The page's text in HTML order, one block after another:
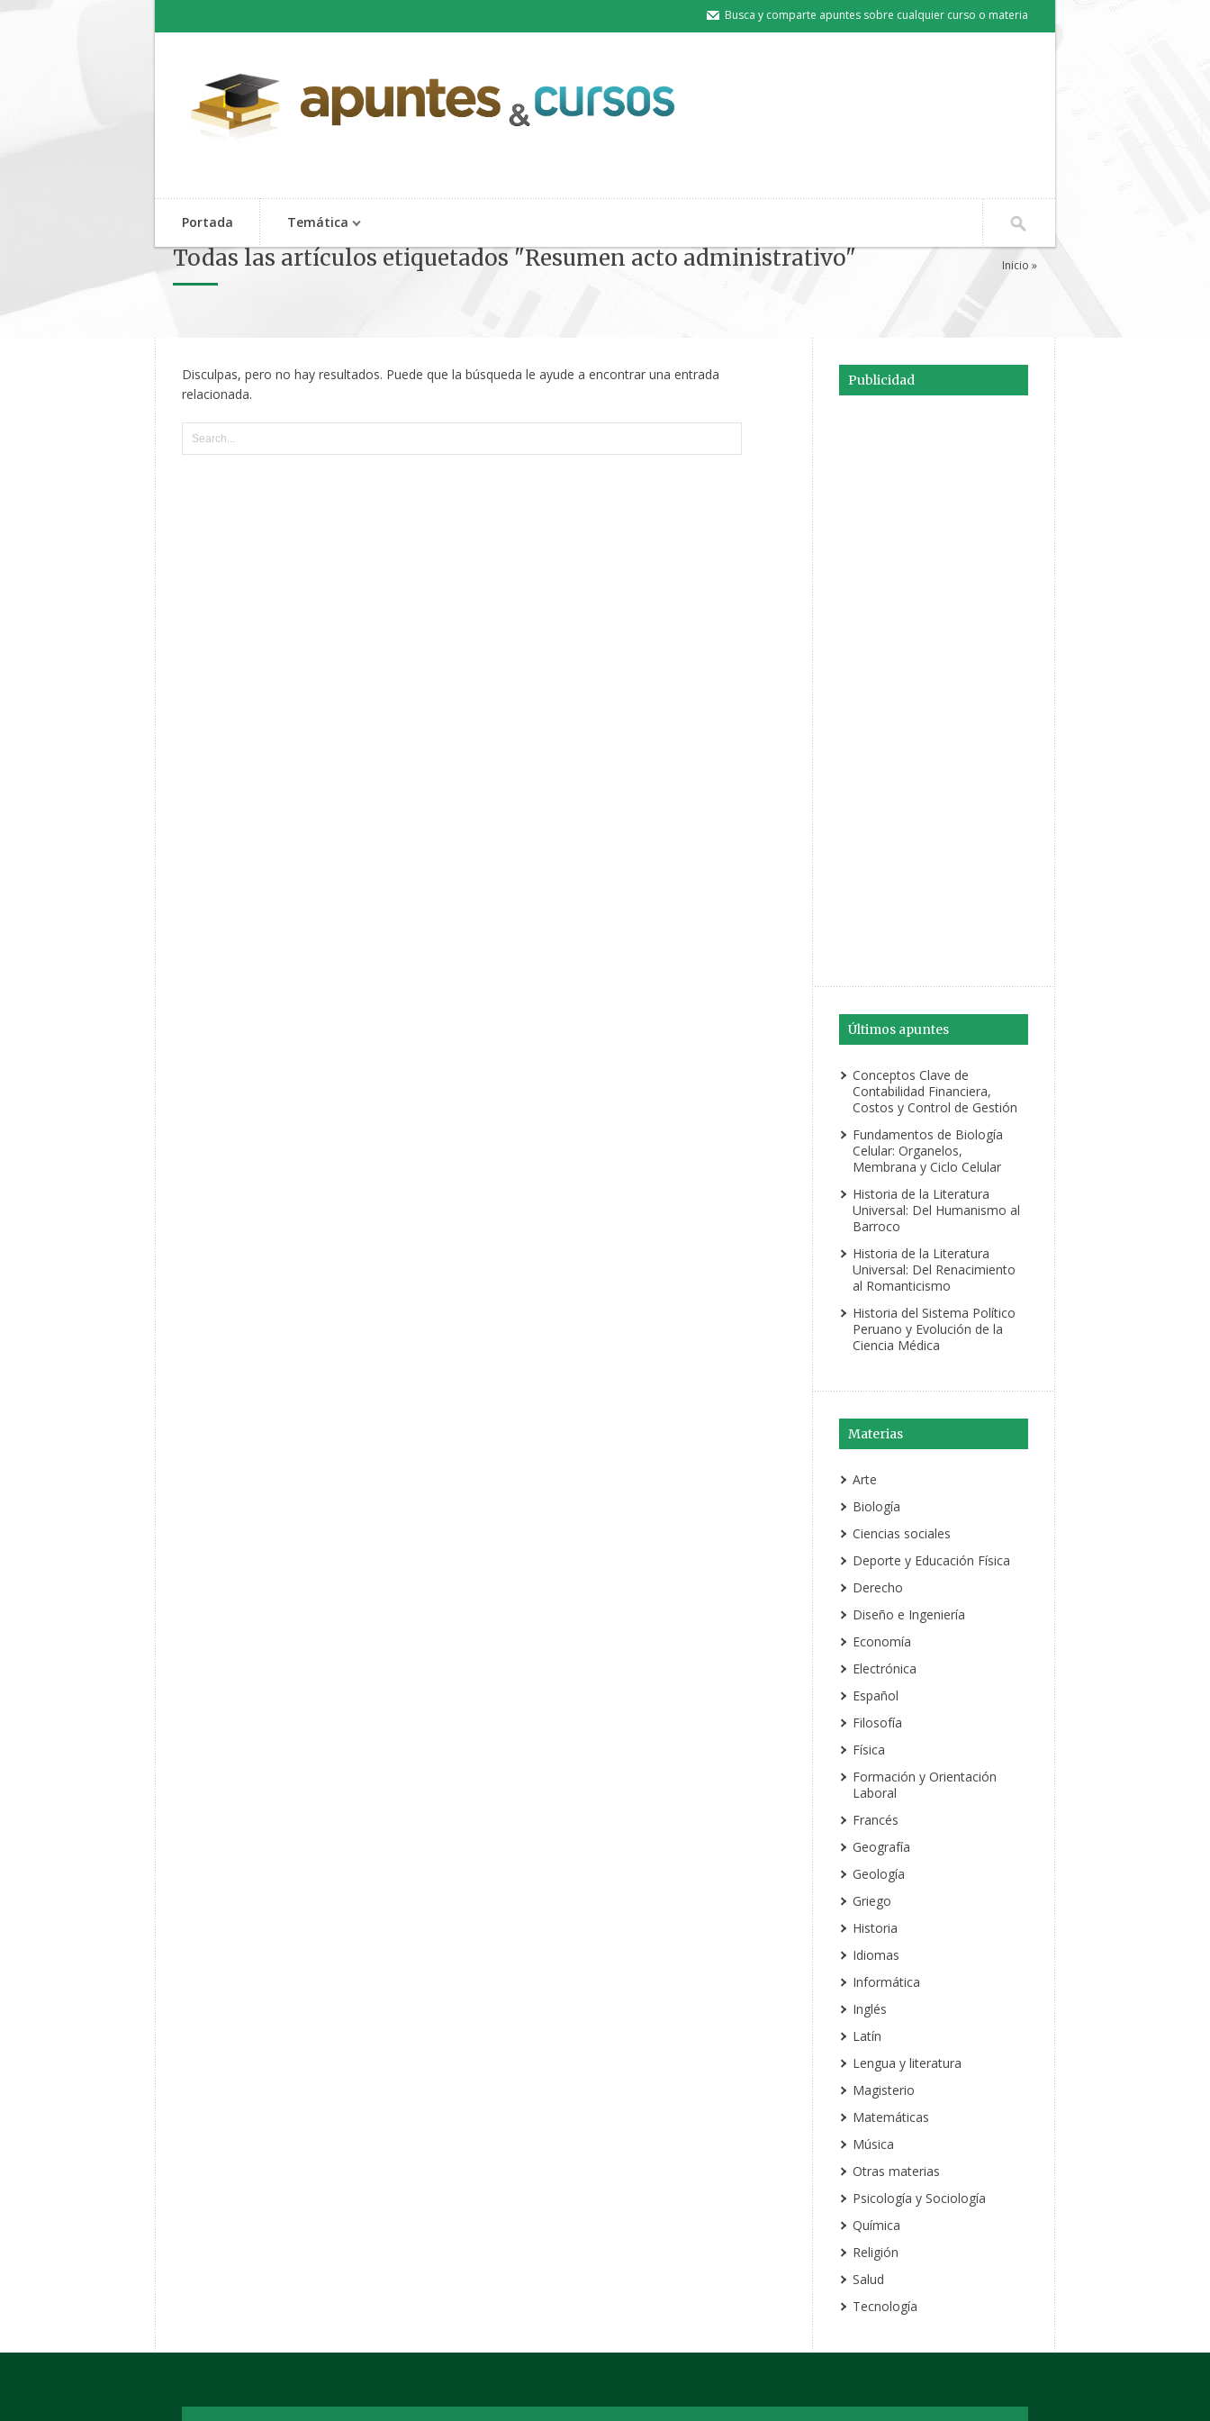
Busca y comparte apuntes sobre cualquier curso o materia
Portada Temática
Todas las artículos etiquetados "Resumen acto administrativo" Inicio »
Disculpas, pero no hay resultados. Puede que la búsqueda le ayude a encontrar una entrada
relacionada.
Publicidad
Últimos apuntes
Conceptos Clave de
Contabilidad Financiera,
Costos y Control de Gestión
Fundamentos de Biología
Celular: Organelos,
Membrana y Ciclo Celular
Historia de la Literatura
Universal: Del Humanismo al
Barroco
Historia de la Literatura
Universal: Del Renacimiento
al Romanticismo
Historia del Sistema Político
Peruano y Evolución de la
Ciencia Médica
Materias
Arte
Biología
Ciencias sociales
Deporte y Educación Física
Derecho
Diseño e Ingeniería
Economía
Electrónica
Español
Filosofía
Física
Formación y Orientación
Laboral
Francés
Geografía
Geología
Griego
Historia
Idiomas
Informática
Inglés
Latín
Lengua y literatura
Magisterio
Matemáticas
Música
Otras materias
Psicología y Sociología
Química
Religión
Salud
Tecnología